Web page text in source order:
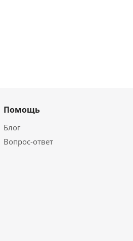
Помощь
Блог
Вопрос-ответ